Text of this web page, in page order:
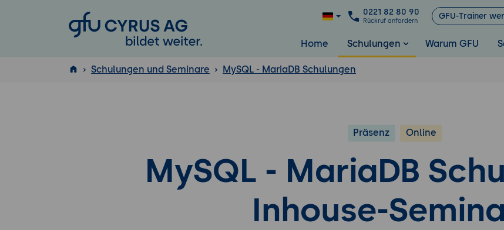
GFU Cyrus AG
0221 82 80 90
Rückruf anfordern GFU-Trainer
Home Schulungen Warum GFU
Schulungen und Seminare MySQL - MariaDB Schulungen
Präsenz Online
MySQL - MariaDB
Inhouse-